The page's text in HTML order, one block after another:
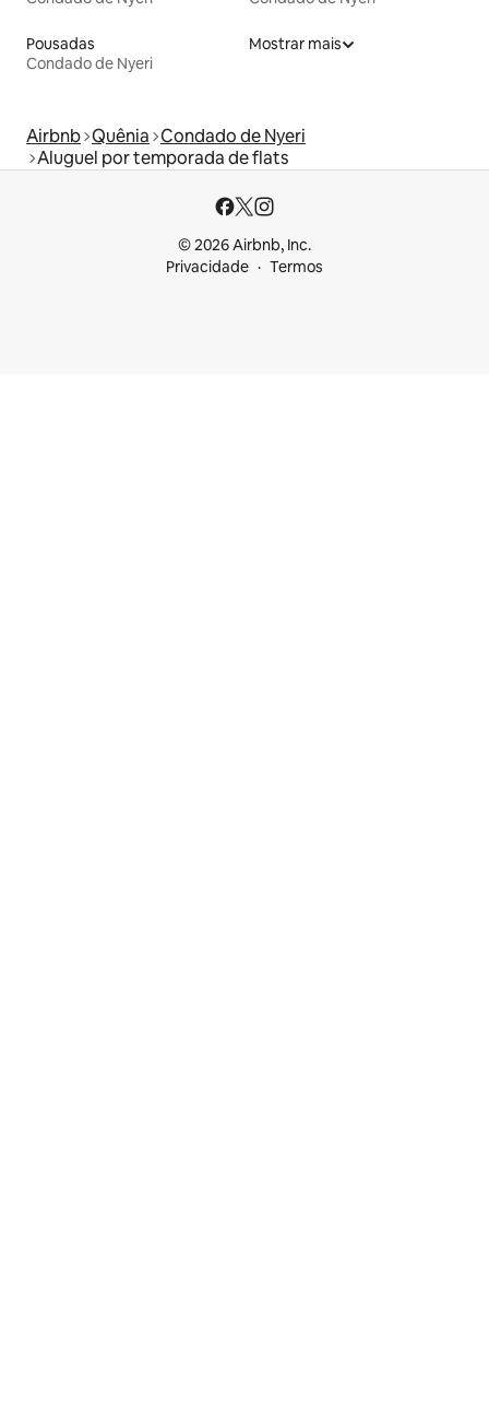
Pousadas
Condado de Nyeri
Mostrar mais
Airbnb Quênia Condado de Nyeri
Aluguel por temporada de flats
© 2026 Airbnb, Inc.
Privacidade
Termos